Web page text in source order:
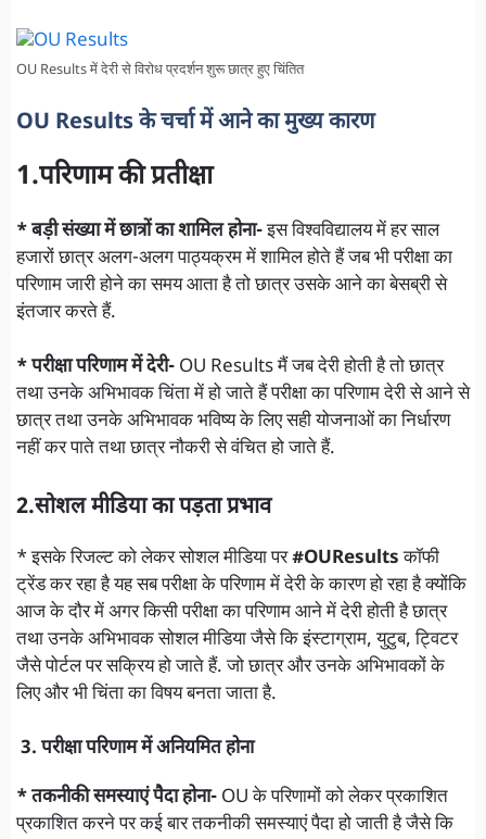
OU Results में देरी से विरोध प्रदर्शन शुरू छात्र हुए चिंतित
OU Results के चर्चा में आने का मुख्य कारण
1.परिणाम की प्रतीक्षा
* बड़ी संख्या में छात्रों का शामिल होना-इस विश्वविद्यालय में हर साल
हजारों छात्र अलग-अलग पाठ्यक्रम में शामिल होते हैं जब भी परीक्षा का
परिणाम जारी होने का समय आता है तो छात्र उसके आने का बेसब्री से
इंतजार करते हैं.
* परीक्षा परिणाम में देरी- OU Results मैं जब देरी होती है तो छात्र
तथा उनके अभिभावक चिंता में हो जाते हैं परीक्षा का परिणाम देरी से आने से
छात्र तथा उनके अभिभावक भविष्य के लिए सही योजनाओं का निर्धारण
नहीं कर पाते तथा छात्र नौकरी से वंचित हो जाते हैं.
2.सोशल मीडिया का पड़ता प्रभाव
* इसके रिजल्ट को लेकर सोशल मीडिया पर#OUResultsकॉफी
ट्रेंड कर रहा है यह सब परीक्षा के परिणाम में देरी के कारण हो रहा है क्योंकि
आज के दौर में अगर किसी परीक्षा का परिणाम आने में देरी होती है छात्र
तथा उनके अभिभावक सोशल मीडिया जैसे कि इंस्टाग्राम, युटुब, ट्विटर
जैसे पोर्टल पर सक्रिय हो जाते हैं. जो छात्र और उनके अभिभावकों के
लिए और भी चिंता का विषय बनता जाता है.
3. परीक्षा परिणाम में अनियमित होना
* तकनीकी समस्याएं पैदा होना- OU के परिणामों को लेकर प्रकाशित
प्रकाशित करने पर कई बार तकनीकी समस्याएं पैदा हो जाती है जैसे कि